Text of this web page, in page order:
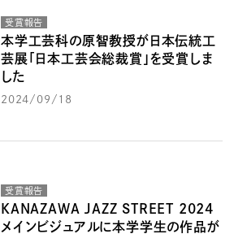
受賞報告
本学工芸科の原智教授が日本伝統工
芸展「日本工芸会総裁賞」を受賞しま
した
2024/09/18
受賞報告
KANAZAWA JAZZ STREET 2024
メインビジュアルに本学学生の作品が